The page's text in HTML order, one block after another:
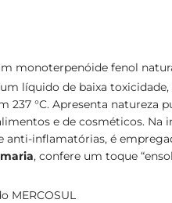
monoterpenóide fenol
líquido de baixa
237 °C. Apresenta natureza
e de cosméticos. Na
anti-inflamatórias, é
, confere um toque
MERCOSUL